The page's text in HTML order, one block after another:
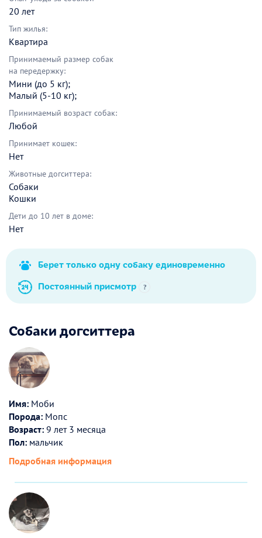
20 лет
Тип жилья:
Квартира
Принимаемый размер собак
на передержку:
Мини (до 5 кг);
Малый (5-10 кг);
Принимаемый возраст собак:
Любой
Принимает кошек:
Нет
Животные догситтера:
Собаки
Кошки
Дети до 10 лет в доме:
Нет
Берет только одну собаку единовременно
Постоянный присмотр
?
Собаки догситтера
Имя: Моби
Порода: Мопс
Возраст: 9 лет 3 месяца
Пол: мальчик
Подробная информация